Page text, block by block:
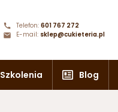
Telefon: 601 767 272
E-mail: sklep@cukieteria.pl
Szkolenia Blog